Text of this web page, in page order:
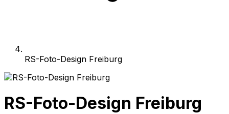
RS-Foto-Design Freiburg
RS-Foto-Design Freiburg